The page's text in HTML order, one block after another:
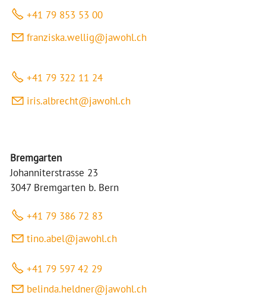
+41 79 853 53 00
fr nz sk w ll g j w hlch
+41 79 322 11 24
r s lbr cht j w hlch
Bremgarten
Johanniterstrasse 23
3047 Bremgarten b. Bern
+41 79 386 72 83
t n b l j w hlch
+41 79 597 42 29
b l nd h ldn r j w hlch